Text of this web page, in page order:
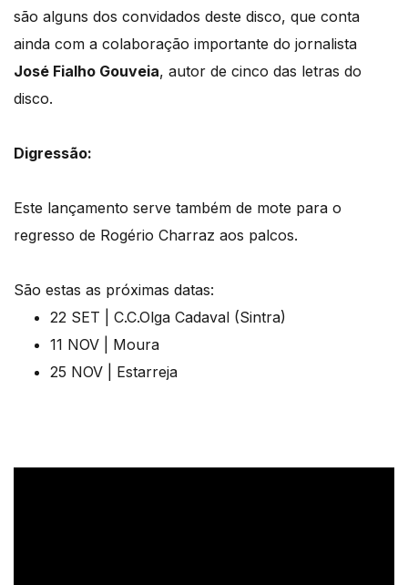
são alguns dos convidados deste disco, que conta
ainda com a colaboração importante do jornalista
José Fialho Gouveia, autor de cinco das letras do
disco.
Digressão:
Este lançamento serve também de mote para o
regresso de Rogério Charraz aos palcos.
São estas as próximas datas:
22 SET | C.C.Olga Cadaval (Sintra)
11 NOV | Moura
25 NOV | Estarreja